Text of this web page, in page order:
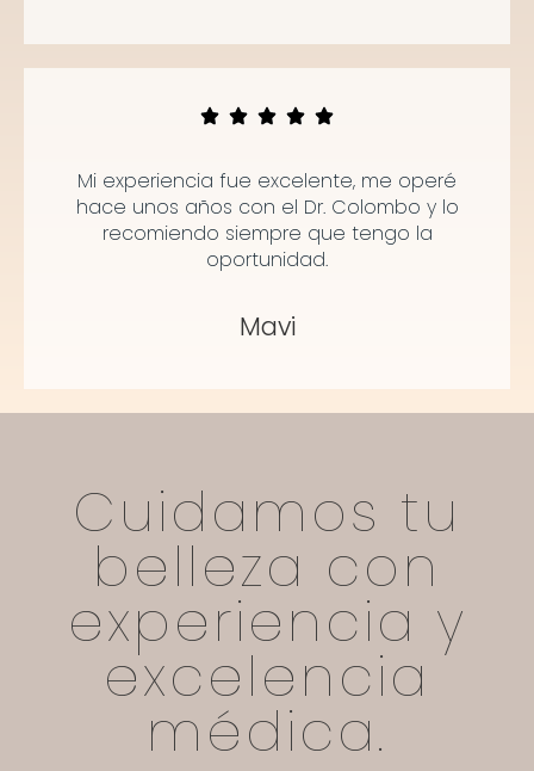
Mi experiencia fue excelente, me operé
hace unos años con el Dr. Colombo y lo
recomiendo siempre que tengo la
oportunidad.
Mavi
Cuidamos tu
belleza con
experiencia y
excelencia
médica.